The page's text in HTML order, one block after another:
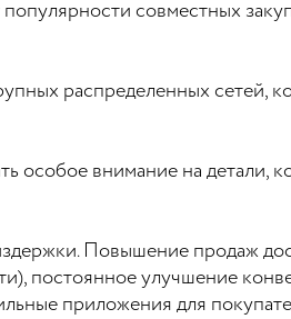
совместных
распределенных сетей,
особое внимание на детали,
Повышение продаж
постоянное улучшение
приложения для